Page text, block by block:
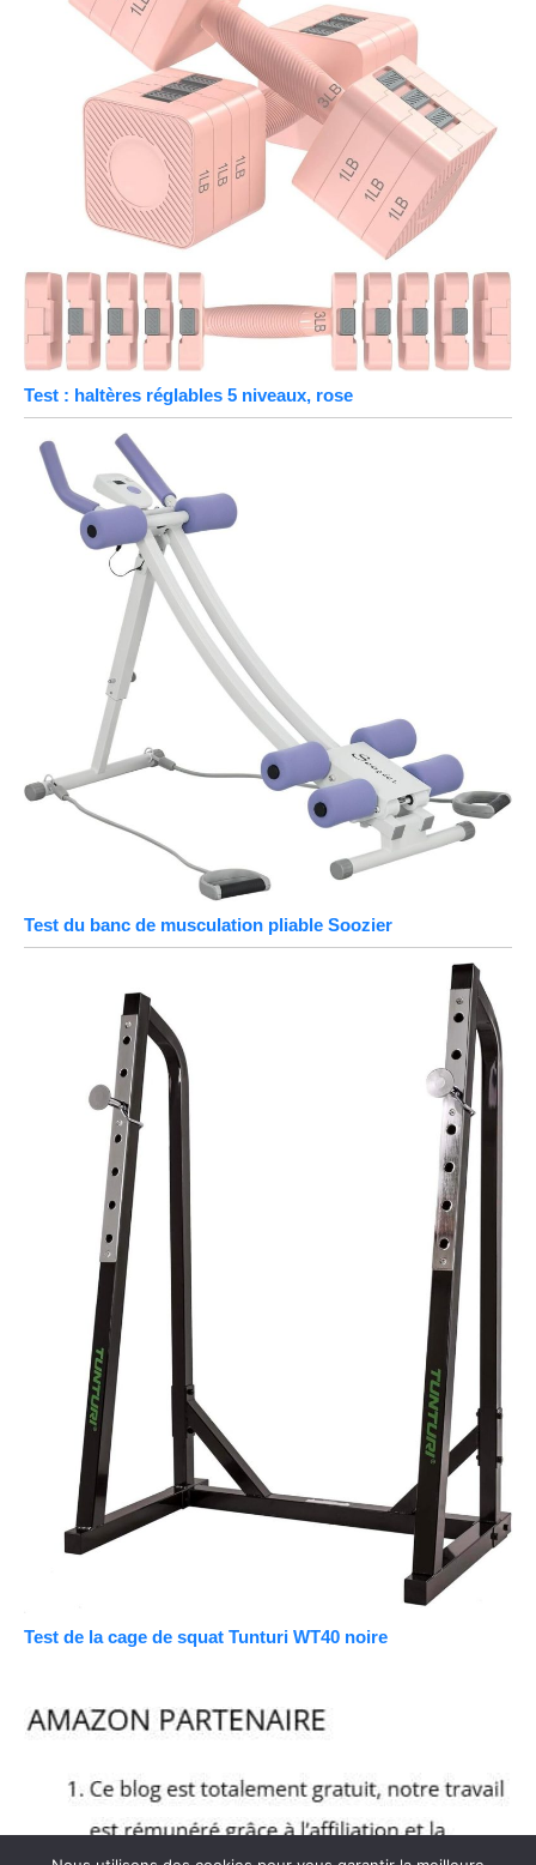
Test : haltères réglables 5 niveaux, rose
Test du banc de musculation pliable Soozier
Test de la cage de squat Tunturi WT40 noire